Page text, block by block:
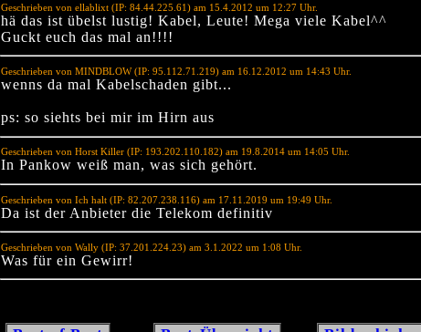
Geschrieben von ellablixt (IP: 84.44.225.61) am 15.4.2012 um 12:27 Uhr.
hä das ist übelst lustig! Kabel, Leute! Mega viele Kabel^^
Guckt euch das mal an!!!!
Geschrieben von MINDBLOW (IP: 95.112.71.219) am 16.12.2012 um 14:43 Uhr.
wenns da mal Kabelschaden gibt...
ps: so siehts bei mir im Hirn aus
Geschrieben von Horst Killer (IP: 193.202.110.182) am 19.8.2014 um 14:05 Uhr.
In Pankow weiß man, was sich gehört.
Geschrieben von Ich halt (IP: 82.207.238.116) am 17.11.2019 um 19:49 Uhr.
Da ist der Anbieter die Telekom definitiv
Geschrieben von Wally (IP: 37.201.224.23) am 3.1.2022 um 1:08 Uhr.
Was für ein Gewirr!